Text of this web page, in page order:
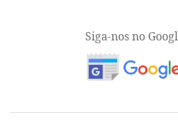
Siga-nos no